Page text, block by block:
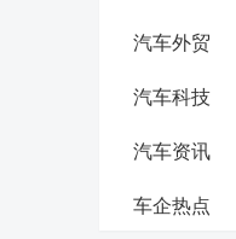
汽车外贸
汽车科技
汽车资讯
车企热点